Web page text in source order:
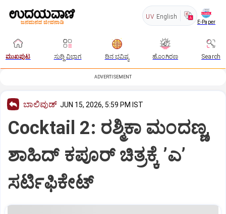
UV English
E-Paper
ಮುಖಪುಟ ಸುದ್ದಿ ವಿಭಾಗ ದಿನ ಭವಿಷ್ಯ ಹೊಂಗಿರಣ Search
ADVERTISEMENT
ಬಾಲಿವುಡ್‌ JUN 15, 2026, 5:59 PM IST
Cocktail 2: ರಶ್ಮಿಕಾ ಮಂದಣ್ಣ,
ಶಾಹಿದ್‌ ಕಪೂರ್‌ ಚಿತ್ರಕ್ಕೆ ʼಎʼ
ಸರ್ಟಿಫಿಕೇಟ್